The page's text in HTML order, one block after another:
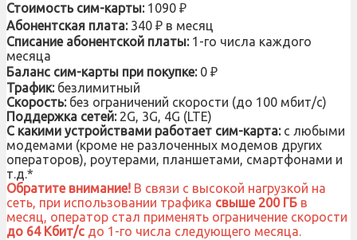
Стоимость сим-карты:1090 ₽
Абонентская плата:340 ₽ в месяц
Списание абонентской платы:1-го числа каждого
месяца
Баланс сим-карты при покупке:0 ₽
Трафик:безлимитный
Скорость:без ограничений скорости (до 100 мбит/с)
Поддержка сетей:2G, 3G, 4G (LTE)
С какими устройствами работает сим-карта:с любыми
модемами (кроме не разлоченных модемов других
операторов), роутерами, планшетами, смартфонами и
т.д.*
Обратите внимание! В связи с высокой нагрузкой на
сеть, при использовании трафика свыше 200 ГБ в
месяц, оператор стал применять ограничение скорости
до 64 Кбит/с до 1-го числа следующего месяца.